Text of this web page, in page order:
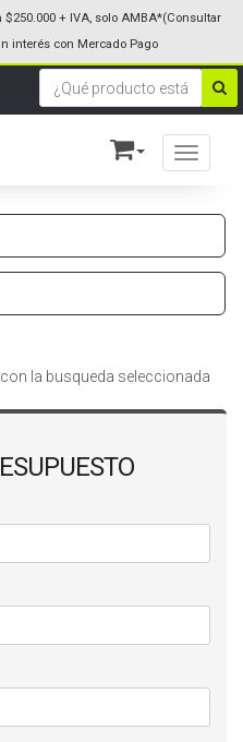
Toggle
+ IVA, solo AMBA*(Consultar
interés con Mercado Pago
la busqueda seleccionada